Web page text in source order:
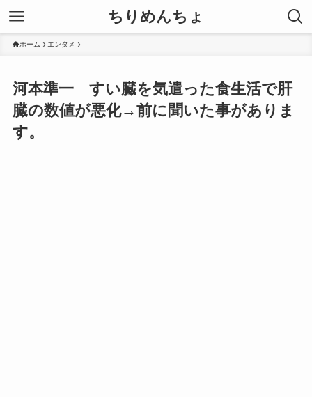
ちりめんちょ
ホーム エンタメ
河本準一 すい臓を気遣った食生活で肝
臓の数値が悪化→前に聞いた事がありま
す。